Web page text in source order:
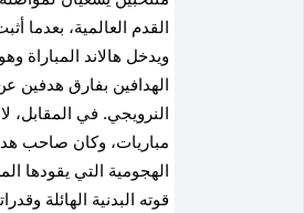
القدم العالمية، بعدما
ويدخل هالاند
الهدافين بفارق هدفين
النرويجي. في المقابل،
مباريات، وكان صاحب
الهجومية التي يقودها
قوته البدنية الهائلة